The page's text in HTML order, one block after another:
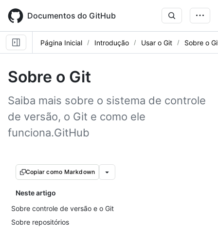
main
content
Documentos do GitHub
Página Inicial Introdução Usar o Git Sobre o
Sobre o Git
Saiba mais sobre o sistema de controle
de versão, o Git e como ele
funciona.GitHub
Copiar como Markdown
Neste artigo
Sobre controle de versão e o Git
Sobre repositórios